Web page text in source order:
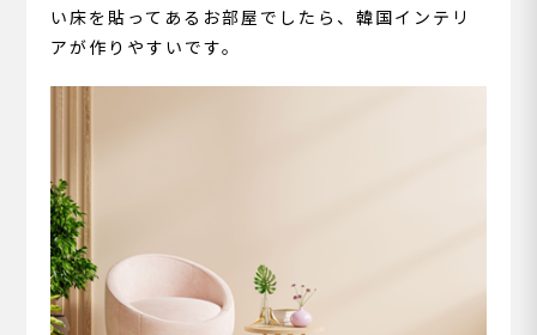
い床を貼ってあるお部屋でしたら、韓国インテリ
アが作りやすいです。